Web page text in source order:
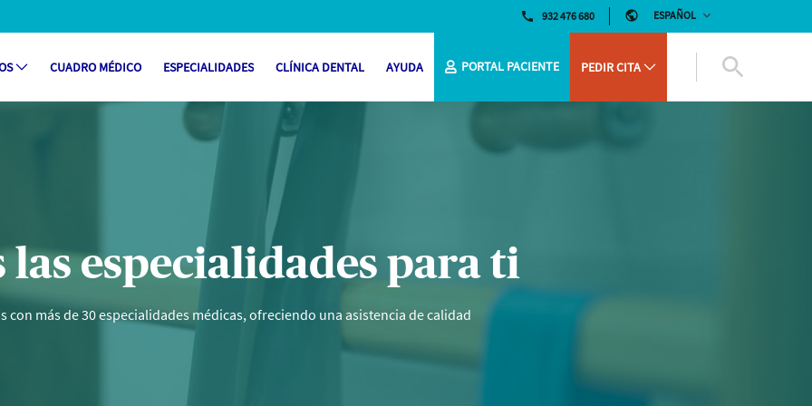
932 476 680
CUADRO MÉDICO ESPECIALIDADES CLÍNICA DENTAL AYUDA PORTAL PACIENTE PEDIR CITA
- Centro médico Barcelona
las especialidades para ti
con más de 30 especialidades médicas, ofreciendo una asistencia de calidad